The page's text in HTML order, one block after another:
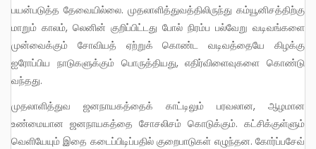
பயன்படுத்த தேவையில்லை. முதலாளித்துவத்திலிருந்து கம்யூனிசத்திற்கு
மாறும் காலம், லெனின் குறிப்பிட்டது போல் நிரம்ப பல்வேறு வடிவங்களை
முன்வைக்கும் சோவியத் ஏற்றுக் கொண்ட வடிவத்தையே கிழக்கு
ஐரோப்பிய நாடுகளுக்கும் பொருத்தியது, எதிர்விளைவுகளை கொண்டு
வந்தது.
முதலாளித்துவ ஜனநாயகத்தைக் காட்டிலும் பரவலான, ஆழமான
உண்மையான ஜனநாயகத்தை சோசலிசம் கொடுக்கும். கட்சிக்குள்ளும்
வெளியேயும் இதை கடைப்பிடிப்பதில் குறைபாடுகள் எழுந்தன. கோர்ப்பசேவ்